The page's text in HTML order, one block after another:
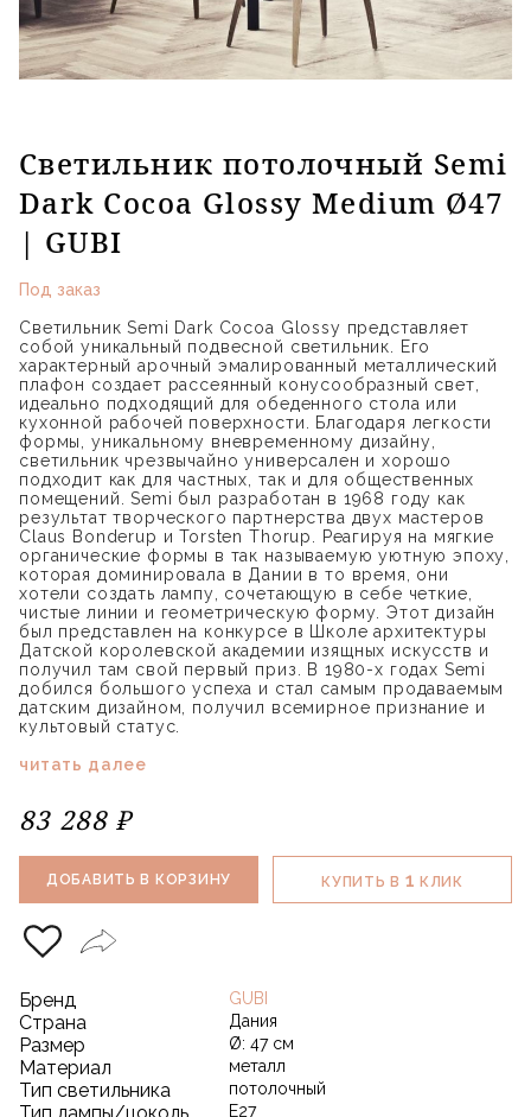
Светильник потолочный Semi
Dark Cocoa Glossy Medium Ø47
| GUBI
Под заказ
Светильник Semi Dark Cocoa Glossy представляет
собой уникальный подвесной светильник. Его
характерный арочный эмалированный металлический
плафон создает рассеянный конусообразный свет,
идеально подходящий для обеденного стола или
кухонной рабочей поверхности. Благодаря легкости
формы, уникальному вневременному дизайну,
светильник чрезвычайно универсален и хорошо
подходит как для частных, так и для общественных
помещений. Semi был разработан в 1968 году как
результат творческого партнерства двух мастеров
Claus Bonderup и Torsten Thorup. Реагируя на мягкие
органические формы в так называемую уютную эпоху,
которая доминировала в Дании в то время, они
хотели создать лампу, сочетающую в себе четкие,
чистые линии и геометрическую форму. Этот дизайн
был представлен на конкурсе в Школе архитектуры
Датской королевской академии изящных искусств и
получил там свой первый приз. В 1980-х годах Semi
добился большого успеха и стал самым продаваемым
датским дизайном, получил всемирное признание и
культовый статус.
читать далее
83 288 ₽
ДОБАВИТЬ В КОРЗИНУ КУПИТЬ В 1 КЛИК
Бренд GUBI
Страна Дания
Размер Ø: 47 см
Материал металл
Тип светильника потолочный
Тип лампы/цоколь E27